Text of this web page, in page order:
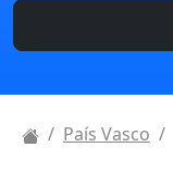
País Vasco